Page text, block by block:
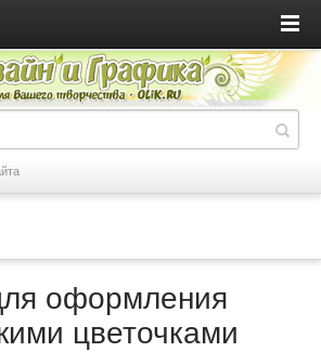
оформления
цветочками